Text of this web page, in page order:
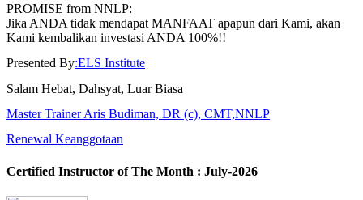
PROMISE from NNLP:
Jika ANDA tidak mendapat MANFAAT apapun dari Kami, akan
Kami kembalikan investasi ANDA 100%!!
Presented By:ELS Institute
Salam Hebat, Dahsyat, Luar Biasa
Master Trainer Aris Budiman, DR (c), CMT,NNLP
Renewal Keanggotaan
Certified Instructor of The Month : July-2026